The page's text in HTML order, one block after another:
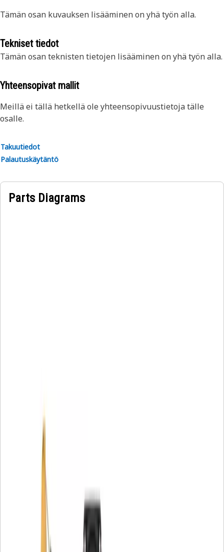
Tämän osan kuvauksen lisääminen on yhä työn alla.
Tekniset tiedot
Tämän osan teknisten tietojen lisääminen on yhä työn alla.
Yhteensopivat mallit
Meillä ei tällä hetkellä ole yhteensopivuustietoja tälle
osalle.
Takuutiedot
Palautuskäytäntö
Parts Diagrams